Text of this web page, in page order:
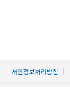
개인정보처리방침